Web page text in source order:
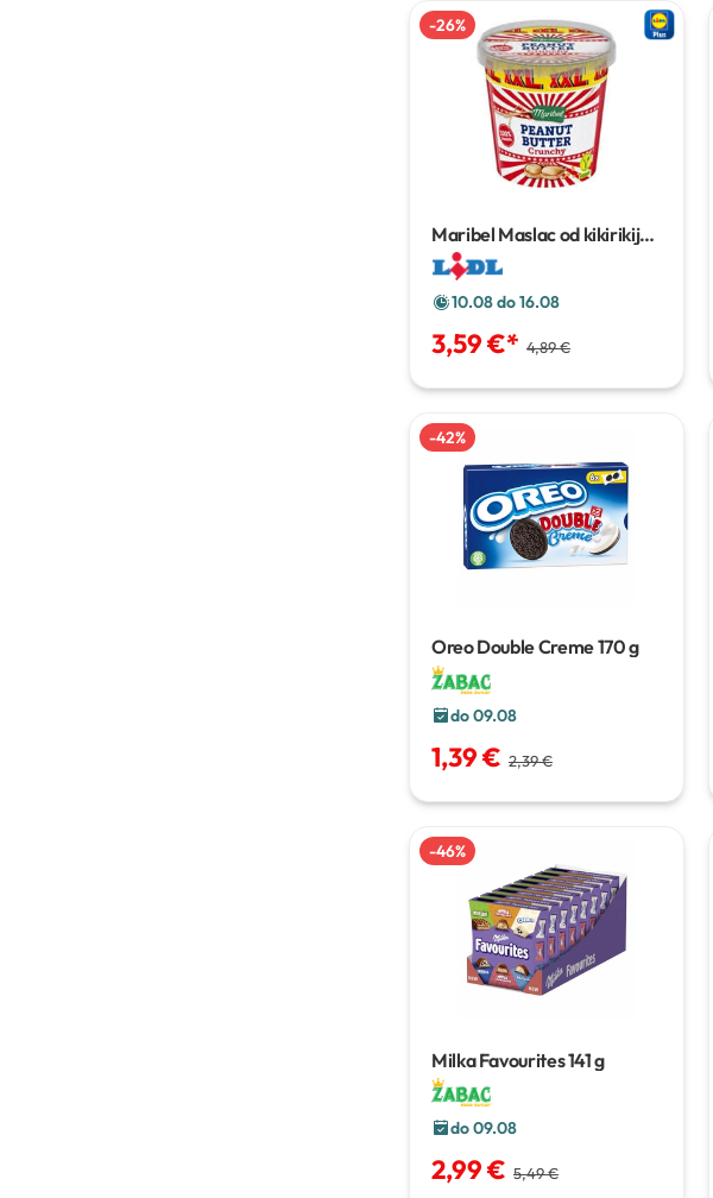
-26%
Maribel Maslac od kikirikija1
kg
10.08 do 16.08
3,59 €* 4,89 €
-42%
Oreo Double Creme170 g
do 09.08
1,39 € 2,39 €
-46%
Milka Favourites141 g
do 09.08
2,99 € 5,49 €